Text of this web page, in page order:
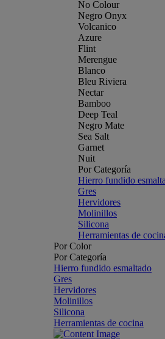
No Colour
Negro Onyx
Volcanico
Azure
Flint
Merengue
Blanco
Bleu Riviera
Nectar
Bamboo
Deep Teal
Negro Mate
Sea Salt
Garnet
Nuit
Por Categoría
Hierro fundido
Gres
Hervidores
Molinillos
Silicona
Herramientas de
Por Color
Por Categoría
Hierro fundido esmaltado
Gres
Hervidores
Molinillos
Silicona
Herramientas de cocina